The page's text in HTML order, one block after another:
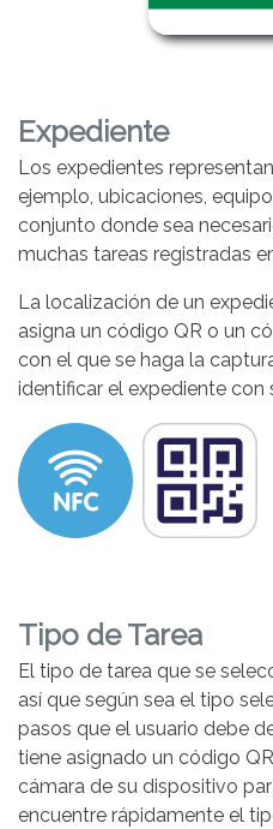
Expediente
Los expedientes
ejemplo, ubicaciones,
conjunto donde sea
muchas tareas registradas
La localización de un
asigna un código QR o un
con el que se haga la
identificar el expediente
Tipo de Tarea
El tipo de tarea que se
así que según sea el tipo
pasos que el usuario debe
tiene asignado un código
cámara de su dispositivo
encuentre rápidamente el